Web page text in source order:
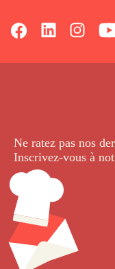
Ne ratez pas nos
Inscrivez-vous à